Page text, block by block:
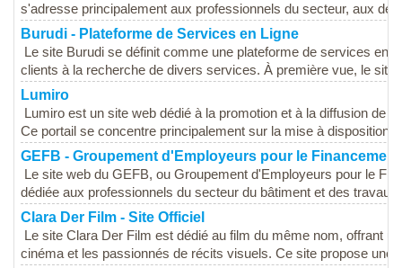
s'adresse principalement aux professionnels du secteur, aux
Burudi - Plateforme de Services en Ligne
Le site Burudi se définit comme une plateforme de services en
clients à la recherche de divers services. À première vue, le site
Lumiro
Lumiro est un site web dédié à la promotion et à la diffusion de
Ce portail se concentre principalement sur la mise à disposition
GEFB - Groupement d'Employeurs pour le
Le site web du GEFB, ou Groupement d'Employeurs pour le
dédiée aux professionnels du secteur du bâtiment et des
Clara Der Film - Site Officiel
Le site Clara Der Film est dédié au film du même nom, offrant
cinéma et les passionnés de récits visuels. Ce site propose une